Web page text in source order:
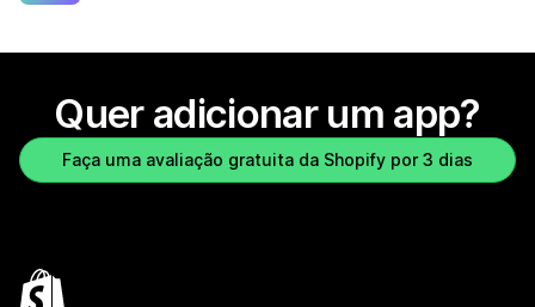
Quer adicionar um app?
Faça uma avaliação gratuita da Shopify por 3 dias